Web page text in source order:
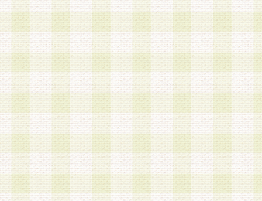
実施もしくは運営
d.その他これらに付随する業務
4.会員は、住所、電話番号その他の登録情報につ
合は、速やかに当社所定の変更手続きを行うもの
5.当社は、必要と認めた場合、会員に対して、電
手段により登録情報の対象者が会員登録者本人で
の内容が正確であること、アンケートの回答内容
うことができるものとます。
6.会員は、会員登録後当社が定期的に行う登録情
して、当社指定の期間内に更新手続きを行うもの
該期間内に更新手続きを行わない場合、その時点
発行したポイントは失効されるものとします。